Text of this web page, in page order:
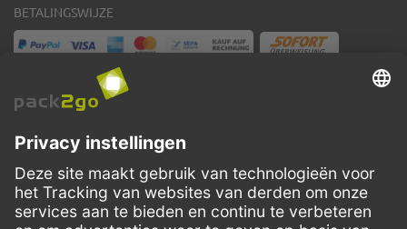
BETALINGSWIJZE
FacebookInstagramLinkedIn